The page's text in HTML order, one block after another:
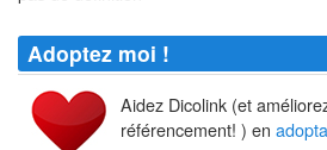
Adoptez moi !
Aidez Dicolink (et
référencement! ) en